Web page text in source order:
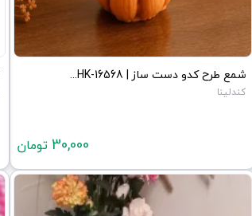
شمع طرح کدو دست ساز | JCHK-16568
کندلینا
30,000 تومان